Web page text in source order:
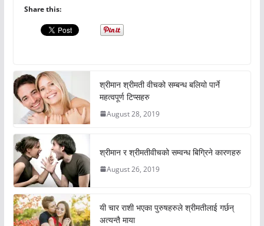
Share this:
श्रीमान श्रीमती वीचको सम्बन्ध बलियो पार्ने
महत्वपूर्ण टिप्सहरु
August 28, 2019
श्रीमान र श्रीमतीवीचको सम्वन्ध बिग्रिने कारणहरु
August 26, 2019
यी चार राशी भएका पुरुषहरुले श्रीमतीलाई गर्छन्
अत्यन्तै माया